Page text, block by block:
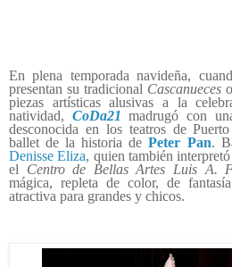
En plena temporada navideña,
presentan su tradicional Cascanueces
piezas artísticas alusivas a la
natividad, CoDa21 madrugó con
desconocida en los teatros de
ballet de la historia dePeter Pan.
Denisse Eliza, quien también
el Centro de Bellas Artes Luis A.
mágica, repleta de color, de
atractiva para grandes y chicos.